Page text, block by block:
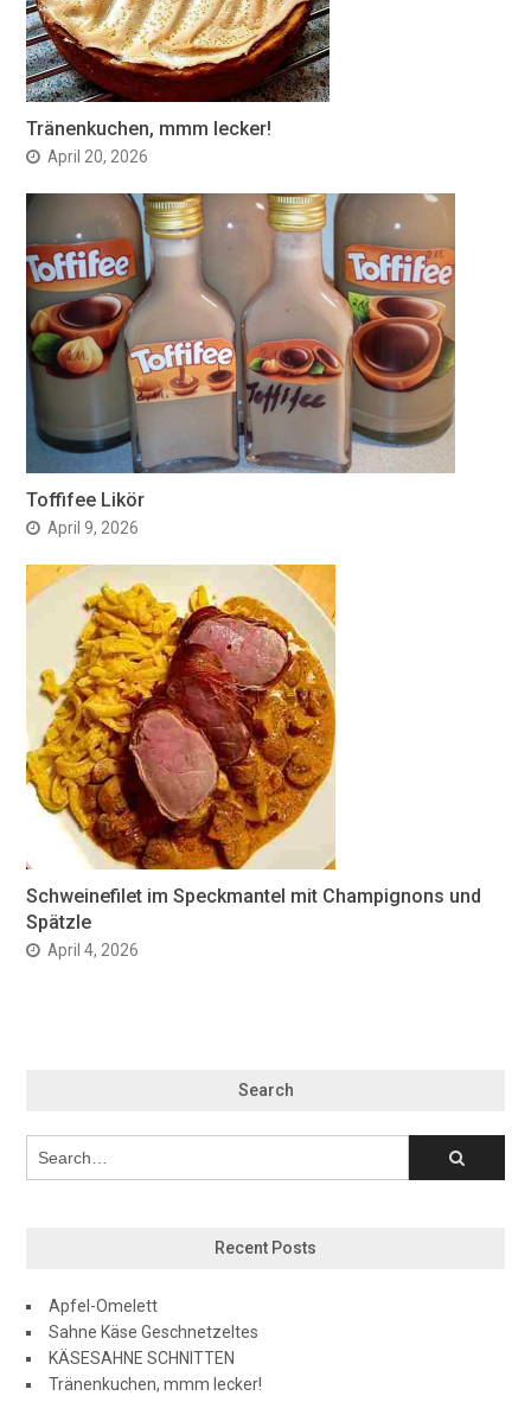
Tränenkuchen, mmm lecker!
April 20, 2026
Toffifee Likör
April 9, 2026
Schweinefilet im Speckmantel mit Champignons und
Spätzle
April 4, 2026
Search
Recent Posts
Apfel-Omelett
Sahne Käse Geschnetzeltes
KÄSESAHNE SCHNITTEN
Tränenkuchen, mmm lecker!